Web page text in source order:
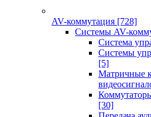
AV-коммутация [728]
Системы AV-
Система
Системы
[5]
Матричные
[30]